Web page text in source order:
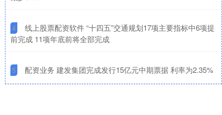
4
​线上股票配资软件 “十四五”交通规划17项主要指标中6项提
前完成 11项年底前将全部完成
5 ​配资业务 建发集团完成发行15亿元中期票据 利率为2.35%